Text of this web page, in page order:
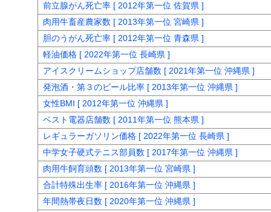
前立腺がん死亡率 [ 2012年第一位 佐賀県 ]
肉用牛畜産農家数 [ 2013年第一位 宮崎県 ]
胆のうがん死亡率 [ 2012年第一位 青森県 ]
軽油価格 [ 2022年第一位 長崎県 ]
アイスクリームショップ店舗数 [ 2021年第一位 沖縄県 ]
発泡酒・第３のビール比率 [ 2013年第一位 沖縄県 ]
女性BMI [ 2012年第一位 沖縄県 ]
ベスト電器店舗数 [ 2011年第一位 熊本県 ]
レギュラーガソリン価格 [ 2022年第一位 長崎県 ]
中学女子硬式テニス部員数 [ 2017年第一位 沖縄県 ]
肉用牛飼育頭数 [ 2013年第一位 宮崎県 ]
合計特殊出生率 [ 2016年第一位 沖縄県 ]
年間熱帯夜日数 [ 2020年第一位 沖縄県 ]